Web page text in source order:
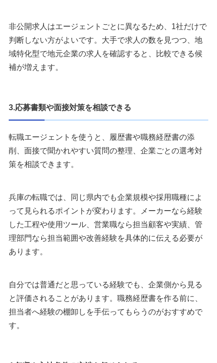
非公開求人はエージェントごとに異なるため、1社だけで
判断しない方がよいです。大手で求人の数を見つつ、地
域特化型で地元企業の求人を確認すると、比較できる候
補が増えます。
3.応募書類や面接対策を相談できる
転職エージェントを使うと、履歴書や職務経歴書の添
削、面接で聞かれやすい質問の整理、企業ごとの選考対
策を相談できます。
兵庫の転職では、同じ県内でも企業規模や採用職種によ
って見られるポイントが変わります。メーカーなら経験
した工程や使用ツール、営業職なら担当顧客や実績、管
理部門なら担当範囲や改善経験を具体的に伝える必要が
あります。
自分では普通だと思っている経験でも、企業側から見る
と評価されることがあります。職務経歴書を作る前に、
担当者へ経験の棚卸しを手伝ってもらうのがおすすめで
す。